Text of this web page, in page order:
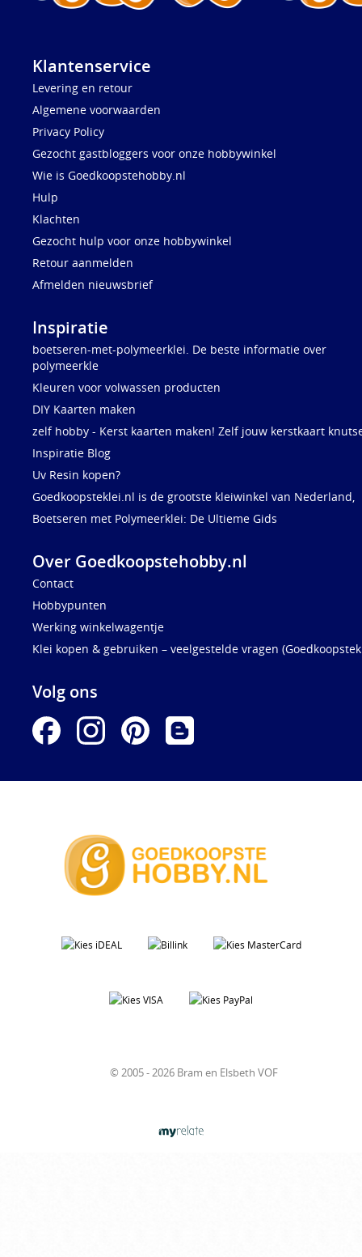
Klantenservice
Levering en retour
Algemene voorwaarden
Privacy Policy
Gezocht gastbloggers voor onze hobbywinkel
Wie is Goedkoopstehobby.nl
Hulp
Klachten
Gezocht hulp voor onze hobbywinkel
Retour aanmelden
Afmelden nieuwsbrief
Inspiratie
boetseren-met-polymeerklei. De beste informatie over
polymeerkle
Kleuren voor volwassen producten
DIY Kaarten maken
zelf hobby - Kerst kaarten maken! Zelf jouw kerstkaart
Inspiratie Blog
Uv Resin kopen?
Goedkoopsteklei.nl is de grootste kleiwinkel van Nederland,
Boetseren met Polymeerklei: De Ultieme Gids
Over Goedkoopstehobby.nl
Contact
Hobbypunten
Werking winkelwagentje
Klei kopen & gebruiken – veelgestelde vragen
Volg ons
© 2005 - 2026 Bram en Elsbeth VOF